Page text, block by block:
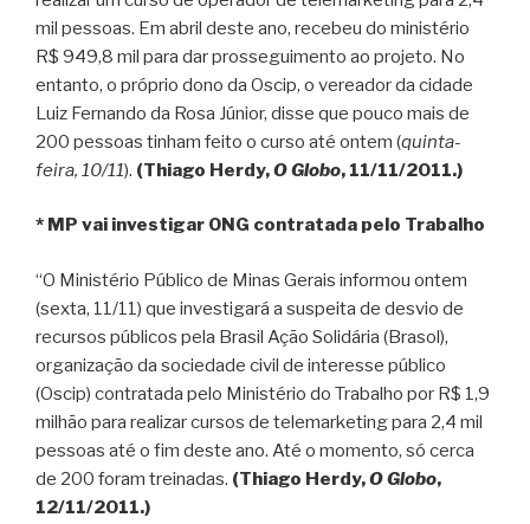
mil pessoas. Em abril deste ano, recebeu do ministério
R$ 949,8 mil para dar prosseguimento ao projeto. No
entanto, o próprio dono da Oscip, o vereador da cidade
Luiz Fernando da Rosa Júnior, disse que pouco mais de
200 pessoas tinham feito o curso até ontem (quinta-
feira, 10/11). (Thiago Herdy,O Globo, 11/11/2011.)
* MP vai investigar ONG contratada pelo Trabalho
“O Ministério Público de Minas Gerais informou ontem
(sexta, 11/11) que investigará a suspeita de desvio de
recursos públicos pela Brasil Ação Solidária (Brasol),
organização da sociedade civil de interesse público
(Oscip) contratada pelo Ministério do Trabalho por R$ 1,9
milhão para realizar cursos de telemarketing para 2,4 mil
pessoas até o fim deste ano. Até o momento, só cerca
de 200 foram treinadas. (Thiago Herdy,O Globo,
12/11/2011.)